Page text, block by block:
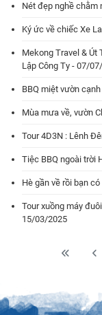
Nét đẹp nghề chằm
Ký ức về chiếc Xe
Mekong Travel & Út
Lập Công Ty - 07/
BBQ miệt vườn
Mùa mưa về, vườn
Tour 4D3N : Lênh
Tiệc BBQ ngoài trời
Hè gần về rồi bạn
Tour xuồng máy
15/03/2025